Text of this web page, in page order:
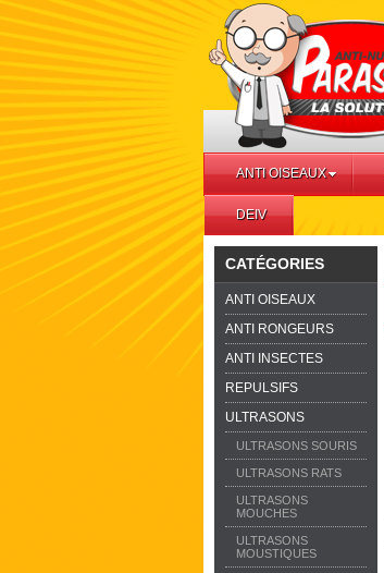
ANTI OISEAUX
DEIV
CATÉGORIES
ANTI OISEAUX
ANTI RONGEURS
ANTI INSECTES
REPULSIFS
ULTRASONS
ULTRASONS SOURIS
ULTRASONS RATS
ULTRASONS
MOUCHES
ULTRASONS
MOUSTIQUES